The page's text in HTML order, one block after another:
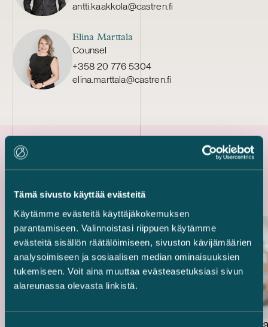
Tämä sivusto käyttää evästeitä
Käytämme evästeitä käyttäjäkokemuksen
parantamiseen. Valinnoistasi riippuen käytämme
evästeitä sisällön räätälöimiseen, sivuston kävijämäärien
analysoimiseen ja sosiaalisen median ominaisuuksien
tukemiseen. Voit aina muuttaa evästeasetuksiasi sivun
alareunassa olevasta linkistä.
antti.kaakkola@castren.fi
Elina Marttala
Counsel
+358 20 776 5304
elina.marttala@castren.fi
Uusimmat referenssit